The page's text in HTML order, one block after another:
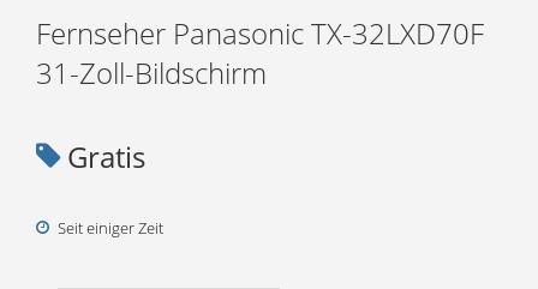
Fernseher Panasonic TX-32LXD70F
31-Zoll-Bildschirm
Gratis
Seit einiger Zeit